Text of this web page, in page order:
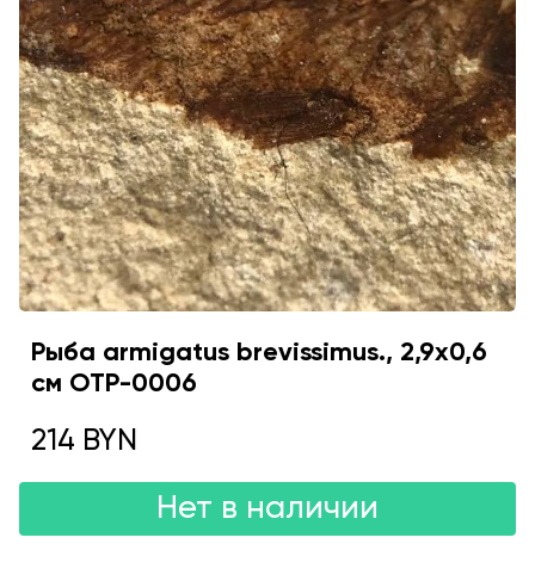
Рыба armigatus brevissimus., 2,9x0,6
см OTP-0006
214 BYN
Нет в наличии